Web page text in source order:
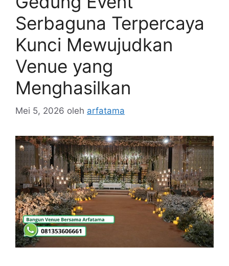
Serbaguna Terpercaya
Kunci Mewujudkan
Venue yang
Menghasilkan
Mei 5, 2026 oleh arfatama